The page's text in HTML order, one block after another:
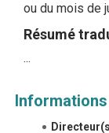
ou du mois de
Résumé